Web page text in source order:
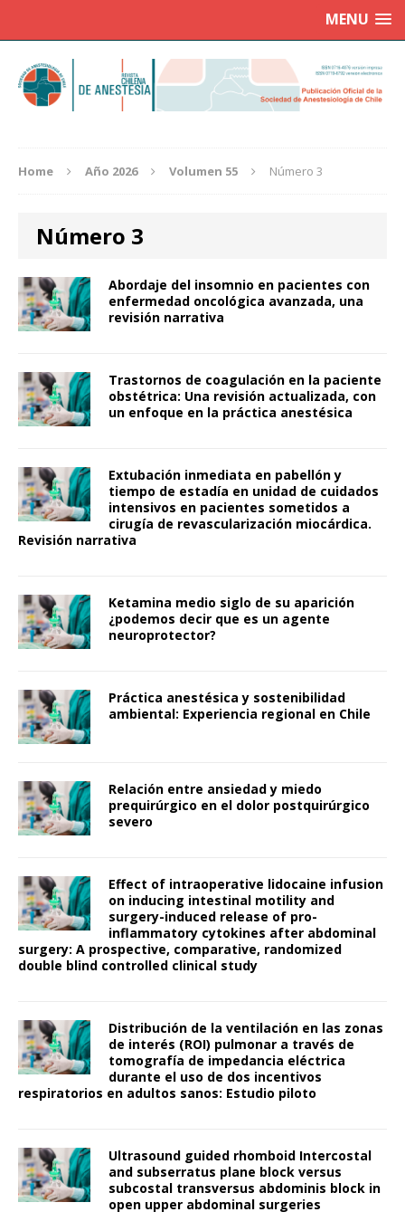
MENU
Home Año 2026 Volumen 55 Número 3
Número 3
Abordaje del insomnio en pacientes con
enfermedad oncológica avanzada, una
revisión narrativa
Trastornos de coagulación en la paciente
obstétrica: Una revisión actualizada, con
un enfoque en la práctica anestésica
Extubación inmediata en pabellón y
tiempo de estadía en unidad de cuidados
intensivos en pacientes sometidos a
cirugía de revascularización miocárdica.
Revisión narrativa
Ketamina medio siglo de su aparición
¿podemos decir que es un agente
neuroprotector?
Práctica anestésica y sostenibilidad
ambiental: Experiencia regional en Chile
Relación entre ansiedad y miedo
prequirúrgico en el dolor postquirúrgico
severo
Effect of intraoperative lidocaine infusion
on inducing intestinal motility and
surgery-induced release of pro-
inflammatory cytokines after abdominal
surgery: A prospective, comparative, randomized
double blind controlled clinical study
Distribución de la ventilación en las zonas
de interés (ROI) pulmonar a través de
tomografía de impedancia eléctrica
durante el uso de dos incentivos
respiratorios en adultos sanos: Estudio piloto
Ultrasound guided rhomboid Intercostal
and subserratus plane block versus
subcostal transversus abdominis block in
open upper abdominal surgeries